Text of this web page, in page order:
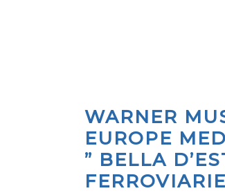
WARNER
EUROPE
” BELLA
FERROVIARIE